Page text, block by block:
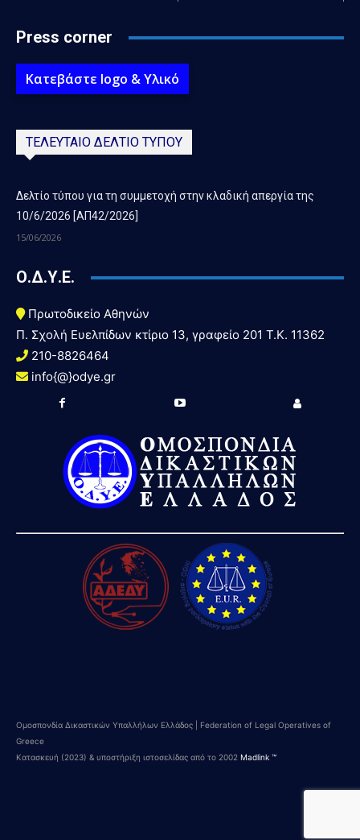
Press corner
Κατεβάστε logo & Υλικό
ΤΕΛΕΥΤΑΙΟ ΔΕΛΤΙΟ ΤΥΠΟΥ
Δελτίο τύπου για τη συμμετοχή στην κλαδική απεργία της
10/6/2026 [ΑΠ42/2026]
15/06/2026
Ο.Δ.Υ.Ε.
Πρωτοδικείο Αθηνών
Π. Σχολή Ευελπίδων κτίριο 13, γραφείο 201 T.K. 11362
210-8826464
info{@}odye.gr
Ομοσπονδία Δικαστικών Υπαλλήλων Ελλάδος | Federation of Legal Operatives of
Greece
Κατασκευή (2023) & υποστήριξη ιστοσελίδας από το 2002 Madlink ™